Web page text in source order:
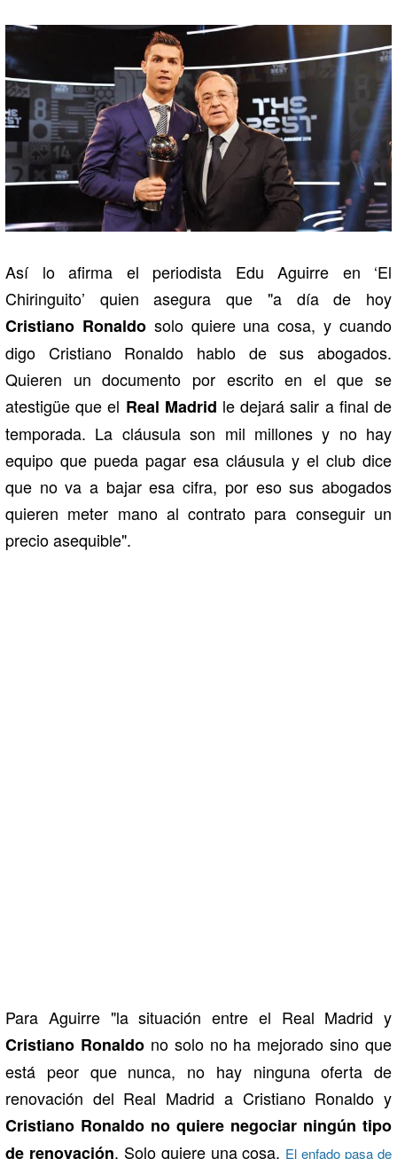
Así lo afirma el periodista Edu Aguirre en ‘El
Chiringuito’ quien asegura que "a día de hoy
Cristiano Ronaldosolo quiere una cosa, y cuando
digo Cristiano Ronaldo hablo de sus abogados.
Quieren un documento por escrito en el que se
atestigüe que el Real Madrid le dejará salir a final de
temporada. La cláusula son mil millones y no hay
equipo que pueda pagar esa cláusula y el club dice
que no va a bajar esa cifra, por eso sus abogados
quieren meter mano al contrato para conseguir un
precio asequible".
Para Aguirre "la situación entre el Real Madrid y
Cristiano Ronaldono solo no ha mejorado sino que
está peor que nunca, no hay ninguna oferta de
renovación del Real Madrid a Cristiano Ronaldo y
Cristiano Ronaldo no quiere negociar ningún tipo
de renovación. Solo quiere una cosa. El enfado pasa de